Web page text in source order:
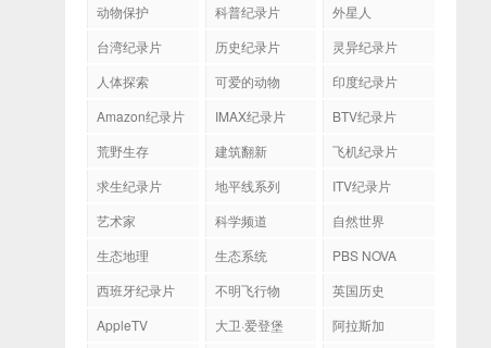
动物保护
科普纪录片
外星人
台湾纪录片
历史纪录片
灵异纪录片
人体探索
可爱的动物
印度纪录片
Amazon纪录片
IMAX纪录片
BTV纪录片
荒野生存
建筑翻新
飞机纪录片
求生纪录片
地平线系列
ITV纪录片
艺术家
科学频道
自然世界
生态地理
生态系统
PBS NOVA
西班牙纪录片
不明飞行物
英国历史
AppleTV
大卫·爱登堡
阿拉斯加